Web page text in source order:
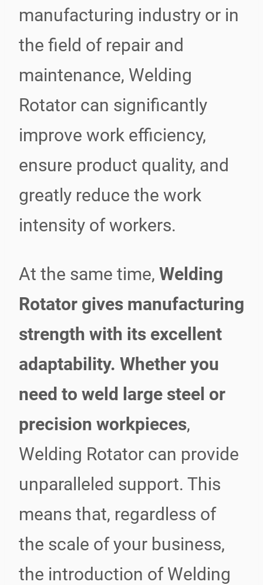
manufacturing industry or in
the field of repair and
maintenance, Welding
Rotator can significantly
improve work efficiency,
ensure product quality, and
greatly reduce the work
intensity of workers.
At the same time, Welding
Rotator gives manufacturing
strength with its excellent
adaptability. Whether you
need to weld large steel or
precision workpieces,
Welding Rotator can provide
unparalleled support. This
means that, regardless of
the scale of your business,
the introduction of Welding